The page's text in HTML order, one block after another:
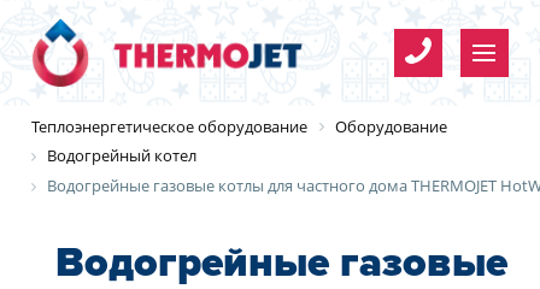
Теплоэнергетическое оборудование
Оборудование
Водогрейный котел
Водогрейные газовые котлы для частного дома THERMOJET
Водогрейные газовые
Имя*